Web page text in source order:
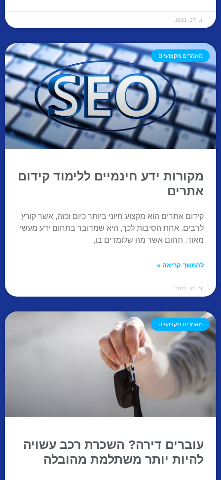
יוני 27, 2021
מאמרים מקצועיים
מקורות ידע חינמיים ללימוד קידום
אתרים
קידום אתרים הוא מקצוע חיוני ביותר כיום וכזה, אשר קורץ
לרבים. אחת הסיבות לכך, היא שמדובר בתחום ידע מעשי
מאוד. תחום אשר מה שלומדים בו,
להמשך קריאה »
יוני 25, 2021
מאמרים מקצועיים
עוברים דירה? השכרת רכב עשויה
להיות יותר משתלמת מהובלה